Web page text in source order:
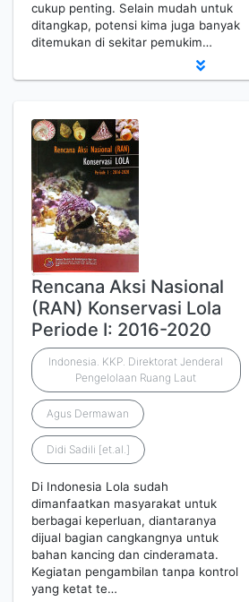
cukup penting. Selain mudah untuk
ditangkap, potensi kima juga banyak
ditemukan di sekitar pemukim…
Rencana Aksi Nasional
(RAN) Konservasi Lola
Periode I: 2016-2020
Indonesia. KKP. Direktorat Jenderal
Pengelolaan Ruang Laut
Agus Dermawan
Didi Sadili [et.al.]
Di Indonesia Lola sudah
dimanfaatkan masyarakat untuk
berbagai keperluan, diantaranya
dijual bagian cangkangnya untuk
bahan kancing dan cinderamata.
Kegiatan pengambilan tanpa kontrol
yang ketat te…